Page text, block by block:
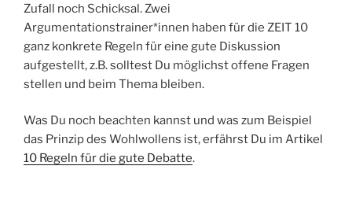
Zufall noch Schicksal. Zwei
Argumentationstrainer*innen haben für die ZEIT 10
ganz konkrete Regeln für eine gute Diskussion
aufgestellt, z.B. solltest Du möglichst offene Fragen
stellen und beim Thema bleiben.
Was Du noch beachten kannst und was zum Beispiel
das Prinzip des Wohlwollens ist, erfährst Du im Artikel
10 Regeln für die gute Debatte.